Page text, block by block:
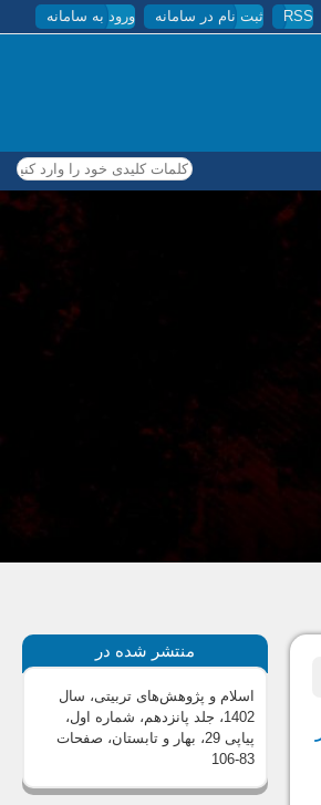
RSS ثبت نام در سامانه ورود به سامانه
کلمات کلیدی خود را وارد کنید
منتشر شده در
اسلام و پژوهش‌های تربیتی، سال
1402، جلد پانزدهم، شماره اول،
پیاپی 29، بهار و تابستان
، صفحات
83-106